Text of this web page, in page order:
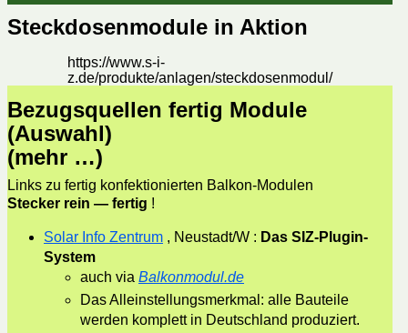
Steckdosenmodule in Aktion
https://www.s-i-
z.de/produkte/anlagen/steckdosenmodul/
Bezugsquellen fertig Module
(Auswahl)
(mehr …)
Links zu fertig konfektionierten Balkon-Modulen
Stecker rein — fertig !
Solar Info Zentrum , Neustadt/W : Das SIZ-Plugin-
System
auch via Balkonmodul.de
Das Alleinstellungsmerkmal: alle Bauteile
werden komplett in Deutschland produziert.